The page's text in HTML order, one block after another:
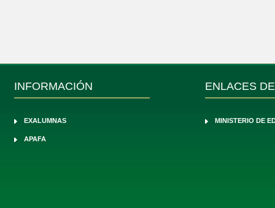
INFORMACIÓN
EXALUMNAS
APAFA
ENLACES
MINISTERIO DE